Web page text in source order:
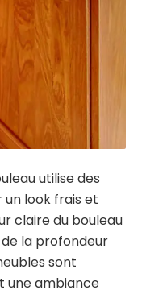
utilise des
look frais et
claire du bouleau
la profondeur
sont
une ambiance